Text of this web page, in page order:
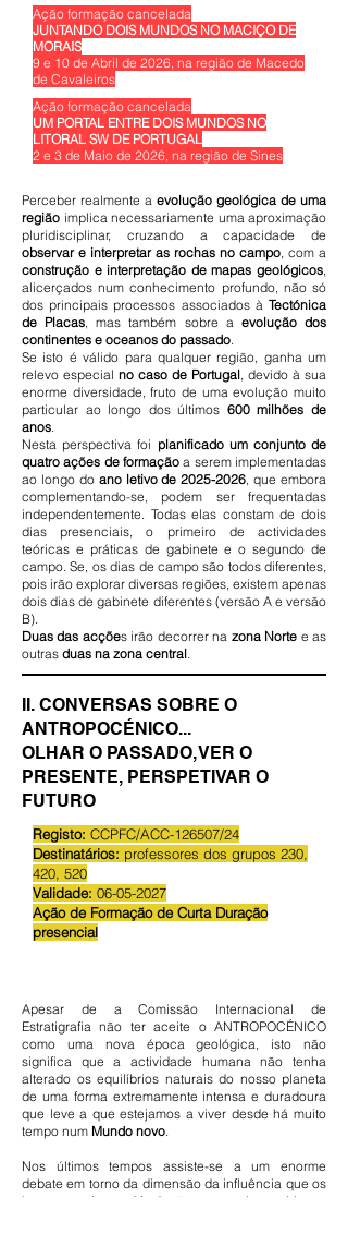
Ação formação cancelada
JUNTANDO DOIS MUNDOS NO MACIÇO DE
MORAIS
9 e 10 de Abril de 2026, na região de Macedo
de Cavaleiros
Ação formação cancelada
UM PORTAL ENTRE DOIS MUNDOS NO
LITORAL SW DE PORTUGAL
2 e 3 de Maio de 2026, na região de Sines
Perceber realmente a evolução geológica de uma
região implica necessariamente uma aproximação
pluridisciplinar, cruzando a capacidade de
observar e interpretar as rochas no campo, com a
construção e interpretação de mapas geológicos,
alicerçados num conhecimento profundo, não só
dos principais processos associados à Tectónica
de Placas, mas também sobre a evolução dos
continentes e oceanos do passado.
Se isto é válido para qualquer região, ganha um
relevo especial no caso de Portugal, devido à sua
enorme diversidade, fruto de uma evolução muito
particular ao longo dos últimos 600 milhões de
anos.
Nesta perspectiva foi planificado um conjunto de
quatro ações de formação a serem implementadas
ao longo do ano letivo de2025-2026, que embora
complementando-se, podem ser frequentadas
independentemente. Todas elas constam de dois
dias presenciais, o primeiro de actividades
teóricas e práticas de gabinete e o segundo de
campo. Se, os dias de campo são todos diferentes,
pois irão explorar diversas regiões, existem apenas
dois dias de gabinete diferentes (versão A e versão
B).
Duas das acçõesirão decorrer na zona Norte e as
outras duas na zona central.
II. CONVERSAS SOBRE O
ANTROPOCÉNICO...
OLHAR O PASSADO, VER O
PRESENTE, PERSPETIVAR O
FUTURO
Registo: CCPFC/ACC-126507/24
Destinatários: professores dos grupos 230,
420, 520
Validade: 06-05-2027
Ação de Formação de Curta Duração
presencial
Apesar de a Comissão Internacional de
Estratigrafia não ter aceite o ANTROPOCÉNICO
como uma nova época geológica, isto não
significa que a actividade humana não tenha
alterado os equilíbrios naturais do nosso planeta
de uma forma extremamente intensa e duradoura
que leve a que estejamos a viver desde há muito
tempo num Mundo novo.
Nos últimos tempos assiste-se a um enorme
debate em torno da dimensão da influência que os
humanos tiveram/têm/terão no meio ambiente.